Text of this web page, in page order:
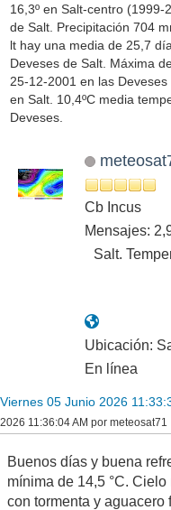
16,3º en Salt-centro
de Salt. Precipitación 704
lt hay una media de 25,7
Deveses de Salt. Máxima
25-12-2001 en las
en Salt. 10,4ºC media
Deveses.
Cb Incus
Mensajes:
Salt.
Ubicación:
En línea
Viernes 05 Junio 2026
2026 11:36:04 AM por meteosat71
Buenos días y buena
mínima de 14,5 °C.
con tormenta y aguacero